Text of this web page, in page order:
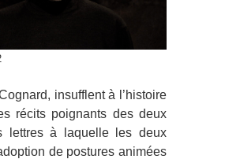
insufflent à l’histoire
récits poignants des deux
lettres à laquelle les deux
de postures animées